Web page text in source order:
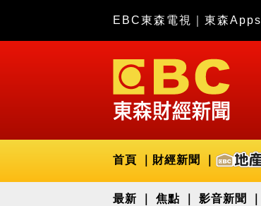
EBC東森電視 東森Apps
首頁 財經新聞
最新 焦點 影音新聞